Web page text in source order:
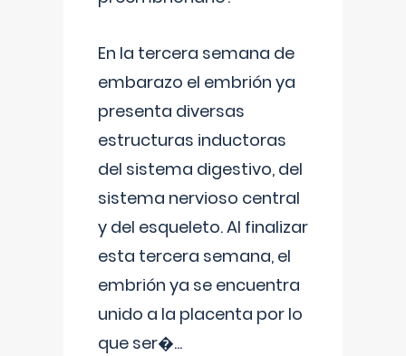
En la tercera semana de
embarazo el embrión ya
presenta diversas
estructuras inductoras
del sistema digestivo, del
sistema nervioso central
y del esqueleto. Al finalizar
esta tercera semana, el
embrión ya se encuentra
unido a la placenta por lo
que ser�...